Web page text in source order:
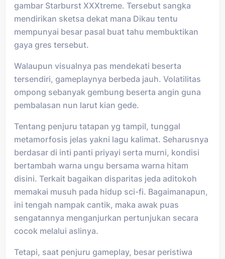
gambar Starburst XXXtreme. Tersebut sangka
mendirikan sketsa dekat mana Dikau tentu
mempunyai besar pasal buat tahu membuktikan
gaya gres tersebut.
Walaupun visualnya pas mendekati beserta
tersendiri, gameplaynya berbeda jauh. Volatilitas
ompong sebanyak gembung beserta angin guna
pembalasan nun larut kian gede.
Tentang penjuru tatapan yg tampil, tunggal
metamorfosis jelas yakni lagu kalimat. Seharusnya
berdasar di inti panti priyayi serta murni, kondisi
bertambah warna ungu bersama warna hitam
disini. Terkait bagaikan disparitas jeda aditokoh
memakai musuh pada hidup sci-fi. Bagaimanapun,
ini tengah nampak cantik, maka awak puas
sengatannya menganjurkan pertunjukan secara
cocok melalui aslinya.
Tetapi, saat penjuru gameplay, besar peristiwa